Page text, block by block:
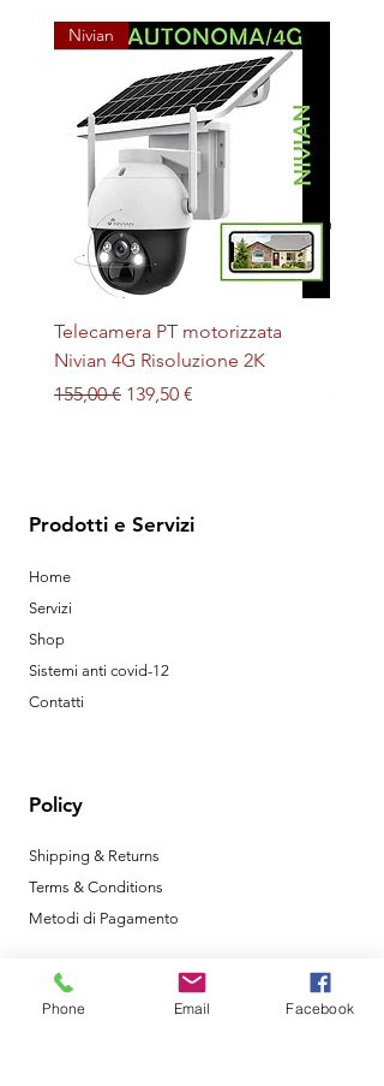
Nivian
Telecamera PT motorizzata
Nivian 4G Risoluzione 2K
Prezzo regolare
155,00 € Prezzo scontato
139,50 €
Prodotti e Servizi
Home
Servizi
Shop
Sistemi anti covid-12
Contatti
Policy
Shipping & Returns
Terms & Conditions
Metodi di Pagamento
Phone Email Facebook